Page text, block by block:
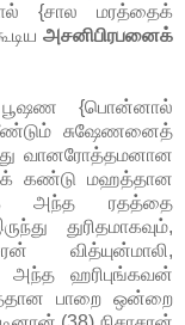
{சால மரத்தைக்
அசனிபிரபனைக்
பூஷண {பொன்னால்
சுஷேணனைத்
வானரோத்தமனான
கண்டு மஹத்தான
அந்த ரதத்தை
துரிதமாகவும்,
வித்யுன்மாலி,
அந்த ஹரிபுங்கவன்
பாறை ஒன்றை